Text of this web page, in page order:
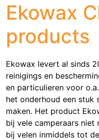
Ekowax
products
Ekowax levert al sinds
reinigings en
en particulieren voor
het onderhoud een stuk
maken. Het product
bij vele camperaars niet
bij velen inmiddels tot